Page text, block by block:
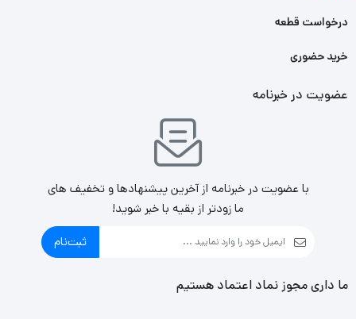
درخواست قطعه
خرید حضوری
عضویت در خبرنامه
با عضویت در خبرنامه از آخرین پیشنهادها و تخفیف های
ما زودتر از بقیه با خبر شوید!
ثبت‌نام
ما داری مجوز نماد اعتماد هستیم